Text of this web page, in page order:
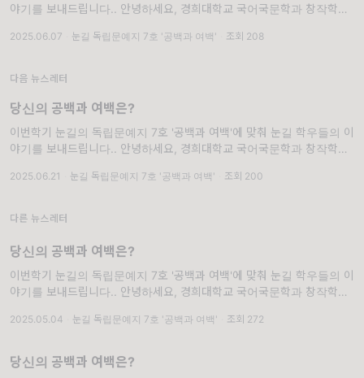
야기를 보내드립니다.. 안녕하세요, 경희대학교 국어국문학과 창작학회
들을 출판으로 아름답게 피워내기를 바라며 매학기 독립문예지를
2025.06.07 눈길 독립문예지 7호 '공백과 여백' 조회 208
다음 뉴스레터
당신의 공백과 여백은?
이번학기 눈길의 독립문예지 7호 '공백과 여백'에 맞춰 눈길 학우들의 이
야기를 보내드립니다.. 안녕하세요, 경희대학교 국어국문학과 창작학회
들을 출판으로 아름답게 피워내기를 바라며 매학기 독립문예지를
2025.06.21 눈길 독립문예지 7호 '공백과 여백' 조회 200
다른 뉴스레터
당신의 공백과 여백은?
이번학기 눈길의 독립문예지 7호 '공백과 여백'에 맞춰 눈길 학우들의 이
야기를 보내드립니다.. 안녕하세요, 경희대학교 국어국문학과 창작학회
들을 출판으로 아름답게 피워내기를 바라며 매학기 독립문예지를
2025.05.04 눈길 독립문예지 7호 '공백과 여백' 조회 272
당신의 공백과 여백은?